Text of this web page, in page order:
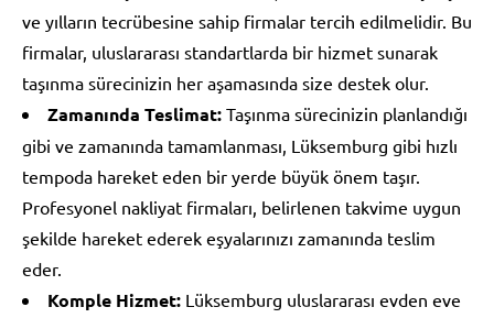
ve yılların tecrübesine sahip firmalar tercih edilmelidir. Bu
firmalar, uluslararası standartlarda bir hizmet sunarak
taşınma sürecinizin her aşamasında size destek olur.
Zamanında Teslimat: Taşınma sürecinizin planlandığı
gibi ve zamanında tamamlanması, Lüksemburg gibi hızlı
tempoda hareket eden bir yerde büyük önem taşır.
Profesyonel nakliyat firmaları, belirlenen takvime uygun
şekilde hareket ederek eşyalarınızı zamanında teslim
eder.
Komple Hizmet: Lüksemburg uluslararası evden eve